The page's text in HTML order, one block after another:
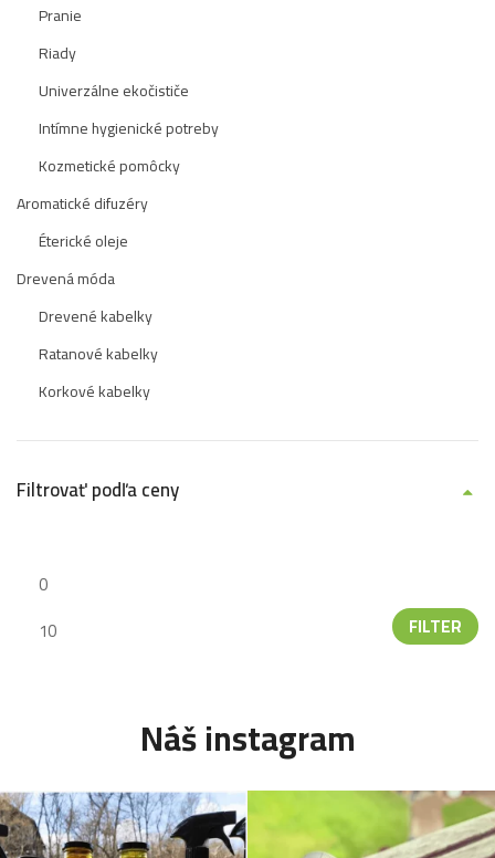
Pranie
Riady
Univerzálne ekočističe
Intímne hygienické potreby
Kozmetické pomôcky
Aromatické difuzéry
Éterické oleje
Drevená móda
Drevené kabelky
Ratanové kabelky
Korkové kabelky
Filtrovať podľa ceny
FILTER
Náš instagram